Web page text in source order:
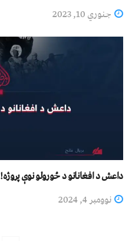
جنوري 10, 2023
داعش د افغانانو د ځورولو نوې پروژه!
نوومبر 4, 2024